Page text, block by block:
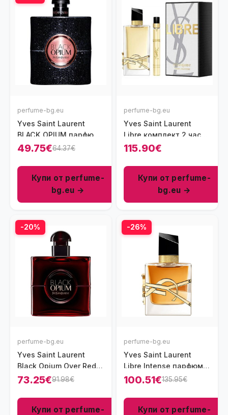
perfume-bg.eu
Yves Saint Laurent
BLACK OPIUM парфюм
за жени 30 мл - EDP
49.75€64.37€
Купи от perfume-
bg.eu →
perfume-bg.eu
Yves Saint Laurent
Libre комплект 2 части
90 мл - EDP
115.90€
Купи от perfume-
bg.eu →
-20%
perfume-bg.eu
Yves Saint Laurent
Black Opium Over Red
парфюм за жени 50 мл
73.25€91.98€
Купи от perfume-
-26%
perfume-bg.eu
Yves Saint Laurent
Libre Intense парфюм
за жени 90 мл - EDP
100.51€135.95€
Купи от perfume-